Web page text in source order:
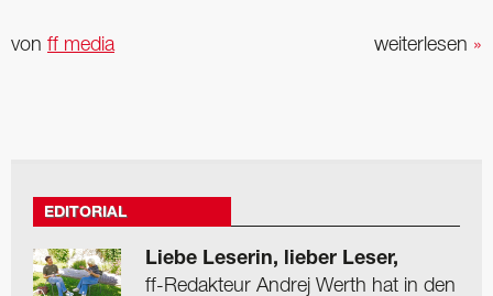
weiterlesen »
von ff media
EDITORIAL
Liebe Leserin, lieber Leser,
ff-Redakteur Andrej Werth hat in den